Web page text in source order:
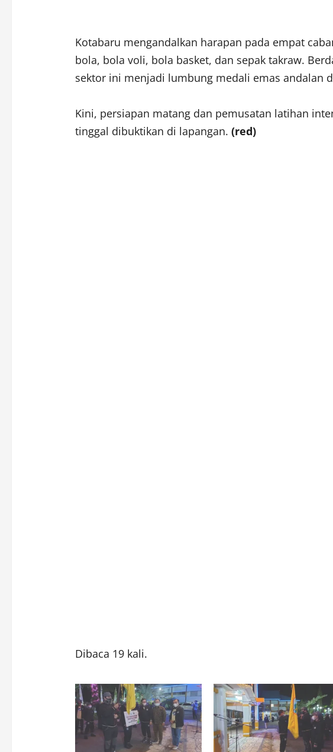
Kotabaru mengandalkan harapan pada empat
bola, bola voli, bola basket, dan sepak takraw.
sektor ini menjadi lumbung medali emas andalan
Kini, persiapan matang dan pemusatan latihan
tinggal dibuktikan di lapangan. (red)
Dibaca 19 kali.